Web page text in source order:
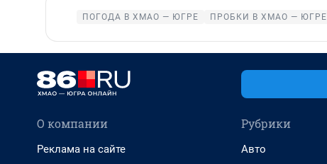
ПОГОДА В ХМАО — ЮГРЕ ПРОБКИ В ХМАО — ЮГРЕ
О компании
Реклама на сайте
Рубрики
Авто